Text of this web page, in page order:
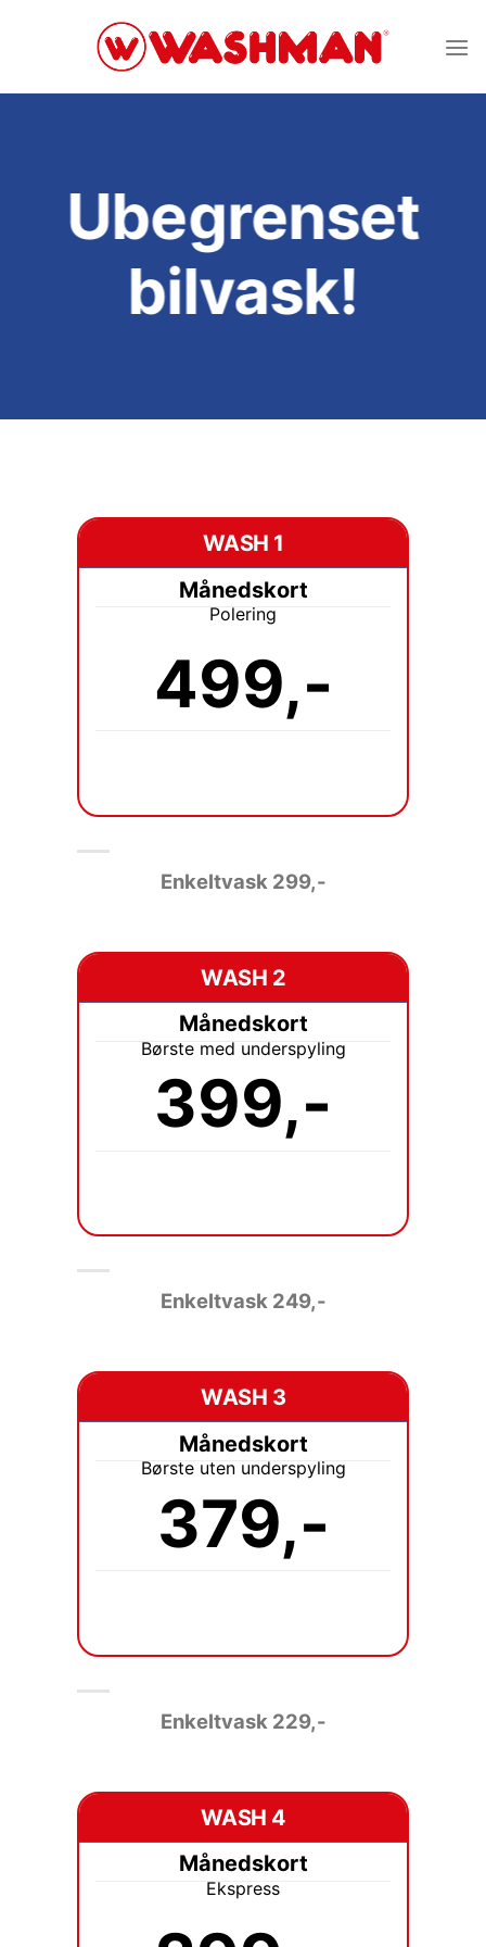
Ubegrenset
bilvask!
WASH 1
Månedskort
Polering
499,-
Enkeltvask 299,-
WASH 2
Månedskort
Børste med underspyling
399,-
Enkeltvask 249,-
WASH 3
Månedskort
Børste uten underspyling
379,-
Enkeltvask 229,-
WASH 4
Månedskort
Ekspress